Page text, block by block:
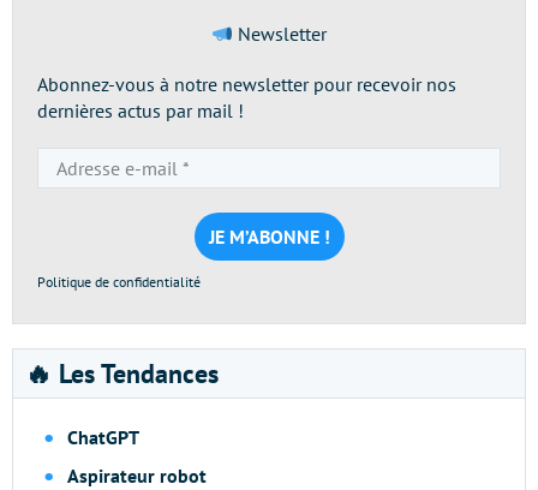
Newsletter
Abonnez-vous à notre newsletter pour recevoir nos
dernières actus par mail !
e-
mail
*
Politique de confidentialité
🔥 Les Tendances
ChatGPT
Aspirateur robot